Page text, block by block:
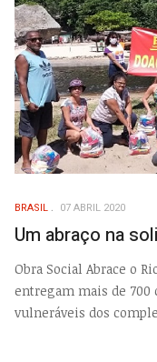
BRASIL 07 ABRIL 2020
Um abraço na
Obra Social Abrace o
entregam mais de 700
vulneráveis dos